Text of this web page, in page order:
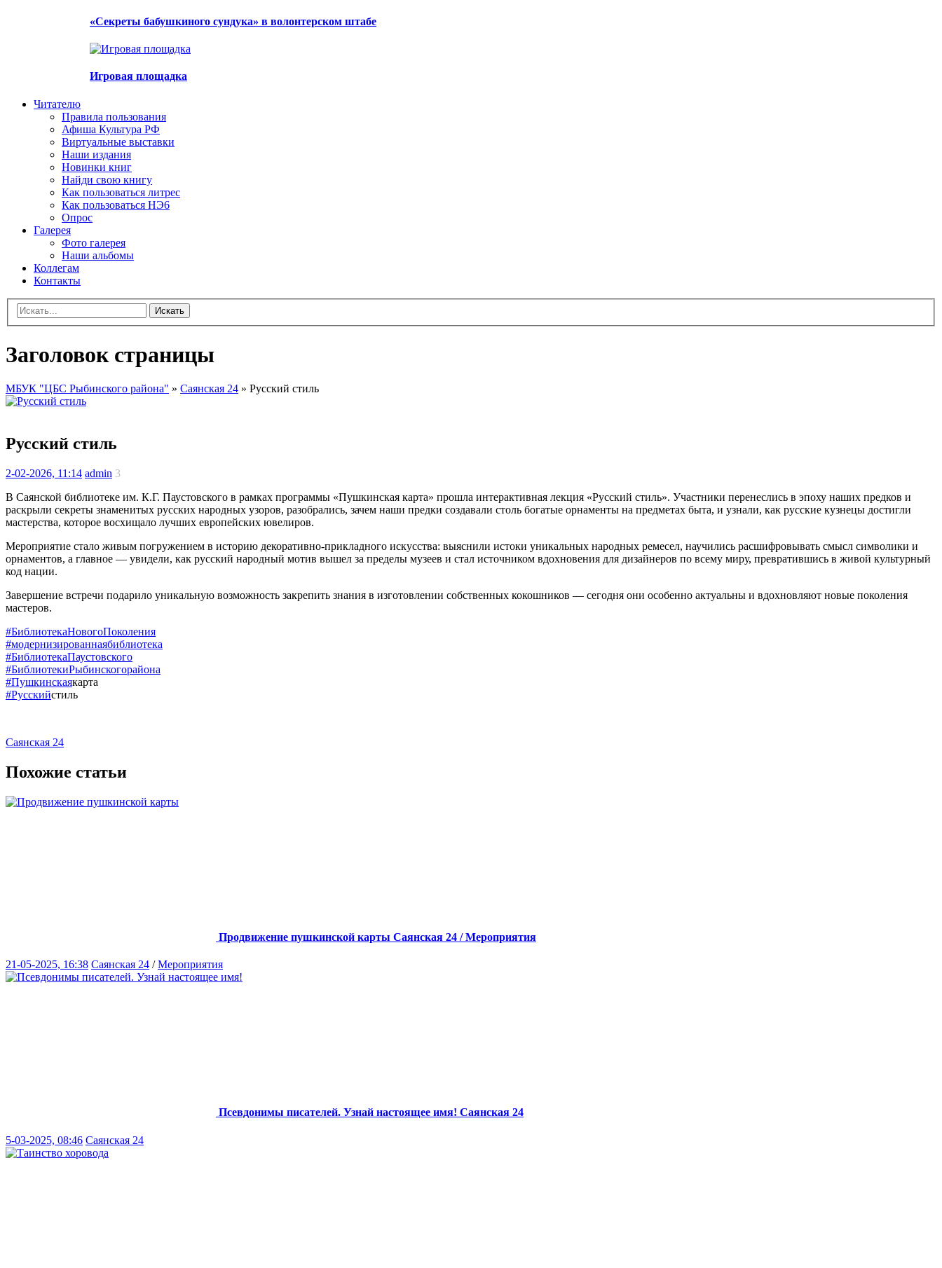
«Секреты бабушкиного сундука» в волонтерском штабе
Игровая площадка
Читателю
Правила пользования
Афиша Культура РФ
Виртуальные выставки
Наши издания
Новинки книг
Найди свою книгу
Как пользоваться литрес
Как пользоваться НЭ6
Опрос
Галерея
Фото галерея
Наши альбомы
Коллегам
Контакты
Искать
Заголовок страницы
МБУК "ЦБС Рыбинского района" » Саянская 24 » Русский стиль
Русский стиль
2-02-2026, 11:14 admin 3
В Саянской библиотеке им. К.Г. Паустовского в рамках программы «Пушкинская карта» прошла интерактивная лекция «Русский стиль». Участники перенеслись в эпоху наших предков и
раскрыли секреты знаменитых русских народных узоров, разобрались, зачем наши предки создавали столь богатые орнаменты на предметах быта, и узнали, как русские кузнецы достигли
мастерства, которое восхищало лучших европейских ювелиров.
Мероприятие стало живым погружением в историю декоративно-прикладного искусства: выяснили истоки уникальных народных ремесел, научились расшифровывать смысл символики и
орнаментов, а главное — увидели, как русский народный мотив вышел за пределы музеев и стал источником вдохновения для дизайнеров по всему миру, превратившись в живой культурный
код нации.
Завершение встречи подарило уникальную возможность закрепить знания в изготовлении собственных кокошников — сегодня они особенно актуальны и вдохновляют новые поколения
мастеров.
#БиблиотекаНовогоПоколения
#модернизированнаябиблиотека
#БиблиотекаПаустовского
#БиблиотекиРыбинскогорайона
#Пушкинскаякарта
#Русскийстиль
Саянская 24
Похожие статьи
Продвижение пушкинской карты Саянская 24 / Мероприятия
21-05-2025, 16:38 Саянская 24 /Мероприятия
Псевдонимы писателей. Узнай настоящее имя! Саянская 24
5-03-2025, 08:46 Саянская 24